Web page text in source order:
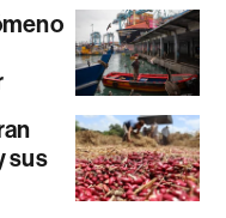
sus